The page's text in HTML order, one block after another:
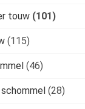
touw (101)
(115)
(46)
(28)